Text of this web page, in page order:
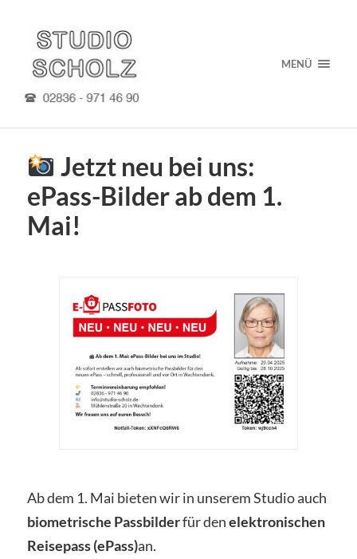
MENÜ
Jetzt neu bei uns:
ePass-Bilder ab dem 1.
Mai!
Ab dem 1. Mai bieten wir in unserem Studio auch
biometrische Passbilderfür denelektronischen
Reisepass (ePass)an.